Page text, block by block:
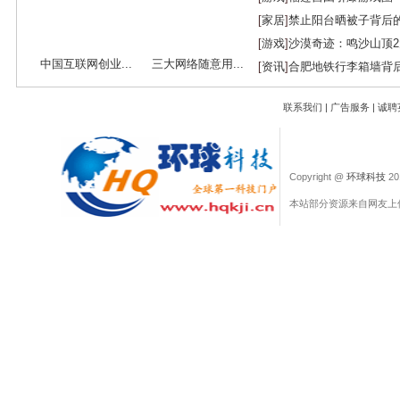
中国互联网创业... 三大网络随意用...
[家居]禁止阳台晒被子背后
[游戏]沙漠奇迹：鸣沙山顶
[资讯]合肥地铁行李箱墙背
联系我们 | 广告服务 | 诚聘
Copyright @ 环球科技
本站部分资源来自网友